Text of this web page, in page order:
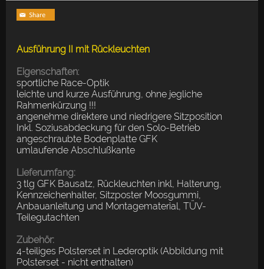
Ausführung II mit Rückleuchten
Eigenschaften:
sportliche Race-Optik
leichte und kurze Ausführung, ohne jegliche
Rahmenkürzung !!!
angenehme direktere und niedrigere Sitzposition
Inkl. Soziusabdeckung für den Solo-Betrieb
angeschraubte Bodenplatte GFK
umlaufende Abschlußkante
Lieferumfang:
3 tlg GFK Bausatz, Rückleuchten inkl, Halterung,
Kennzeichenhalter, Sitzposter Moosgummi,
Anbauanleitung und Montagematerial, TÜV-
Teilegutachten
Zubehör:
4-teiliges Polsterset in Lederoptik (Abbildung mit
Polsterset - nicht enthalten)